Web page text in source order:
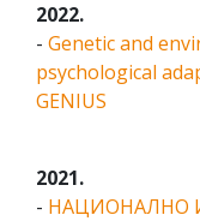
2022.
- Genetic and
psychological
GENIUS
2021.
- НАЦИОНАЛНО